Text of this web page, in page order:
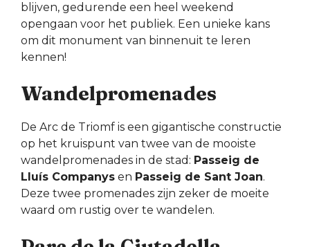
blijven, gedurende een heel weekend
opengaan voor het publiek. Een unieke kans
om dit monument van binnenuit te leren
kennen!
Wandelpromenades
De Arc de Triomf is een gigantische constructie
op het kruispunt van twee van de mooiste
wandelpromenades in de stad: Passeig de
Lluís Companys en Passeig de Sant Joan.
Deze twee promenades zijn zeker de moeite
waard om rustig over te wandelen.